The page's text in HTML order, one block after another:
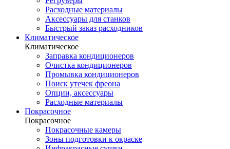
Расходные материалы
Аксессуары для станков
Быстрый заказ расходников
Климатическое
Климатическое
Заправка кондиционеров
Очистка кондиционеров
Промывка кондиционеров
Поиск утечек фреона
Опции, аксессуары
Расходные материалы
Покрасочное
Покрасочное
Покрасочные камеры
Зоны подготовки к окраске